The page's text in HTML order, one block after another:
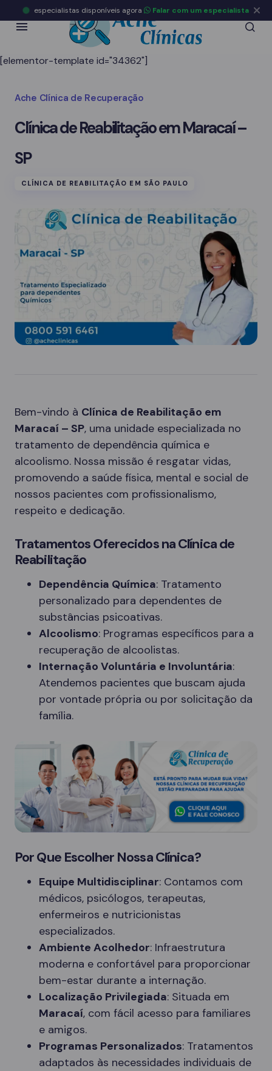
[elementor-template id="34362"]
Ache Clínica de Recuperação
Clínica de Reabilitação em Maracaí –
SP
CLÍNICA DE REABILITAÇÃO EM SÃO PAULO
Bem-vindo à Clínica de Reabilitação em
Maracaí – SP, uma unidade especializada no
tratamento de dependência química e
alcoolismo. Nossa missão é resgatar vidas,
promovendo a saúde física, mental e social de
nossos pacientes com profissionalismo,
respeito e dedicação.
Tratamentos Oferecidos na Clínica de
Reabilitação
Dependência Química: Tratamento
personalizado para dependentes de
substâncias psicoativas.
Alcoolismo: Programas específicos para a
recuperação de alcoolistas.
Internação Voluntária e Involuntária:
Atendemos pacientes que buscam ajuda
por vontade própria ou por solicitação da
família.
Por Que Escolher Nossa Clínica?
Equipe Multidisciplinar: Contamos com
médicos, psicólogos, terapeutas,
enfermeiros e nutricionistas
especializados.
Ambiente Acolhedor: Infraestrutura
moderna e confortável para proporcionar
bem-estar durante a internação.
Localização Privilegiada: Situada em
Maracaí, com fácil acesso para familiares
e amigos.
Programas Personalizados: Tratamentos
adaptados às necessidades individuais de
especialistas disponíveis agora Falar com um especialista